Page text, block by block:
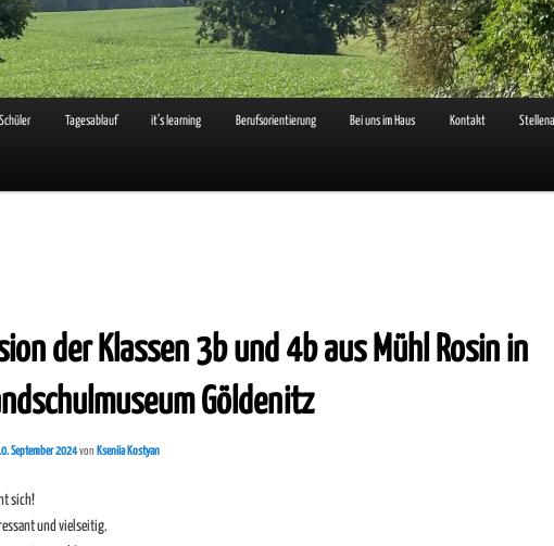
Tagesablauf it’s learning Berufsorientierung Bei uns im Haus Kontakt
der Klassen 3b und 4b aus Mühl Rosin in
Göldenitz
September 2024von Kseniia Kostyan
sich!
und vielseitig.